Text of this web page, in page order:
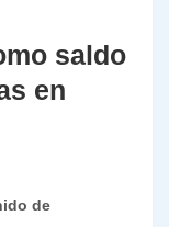
saldo
en
de